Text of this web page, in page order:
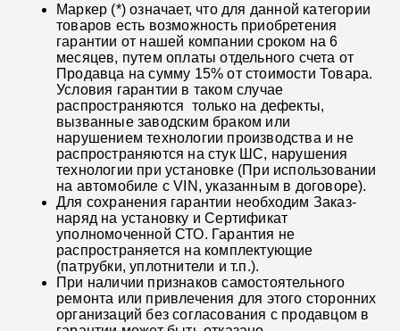
Маркер (*) означает, что для данной категории
товаров есть возможность приобретения
гарантии от нашей компании сроком на 6
месяцев, путем оплаты отдельного счета от
Продавца на сумму 15% от стоимости Товара.
Условия гарантии в таком случае
распространяются только на дефекты,
вызванные заводским браком или
нарушением технологии производства и не
распространяются на стук ШС, нарушения
технологии при установке (При использовании
на автомобиле с VIN, указанным в договоре).
Для сохранения гарантии необходим Заказ-
наряд на установку и Сертификат
уполномоченной СТО. Гарантия не
распространяется на комплектующие
(патрубки, уплотнители и т.п.).
При наличии признаков самостоятельного
ремонта или привлечения для этого сторонних
организаций без согласования с продавцом в